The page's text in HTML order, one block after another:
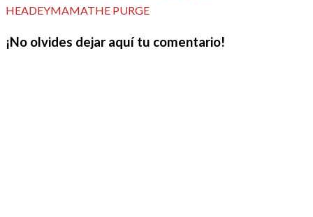
HEADEYMAMATHE PURGE
¡No olvides dejar aquí tu comentario!